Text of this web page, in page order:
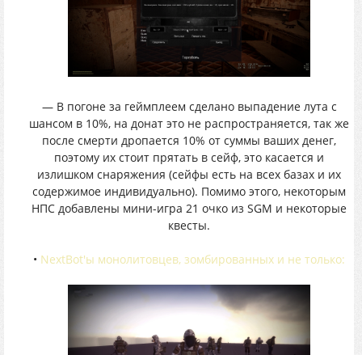
— В погоне за геймплеем сделано выпадение лута с
шансом в 10%, на донат это не распространяется, так же
после смерти дропается 10% от суммы ваших денег,
поэтому их стоит прятать в сейф, это касается и
излишком снаряжения (сейфы есть на всех базах и их
содержимое индивидуально). Помимо этого, некоторым
НПС добавлены мини-игра 21 очко из SGM и некоторые
квесты.
• NextBot'ы монолитовцев, зомбированных и не только: